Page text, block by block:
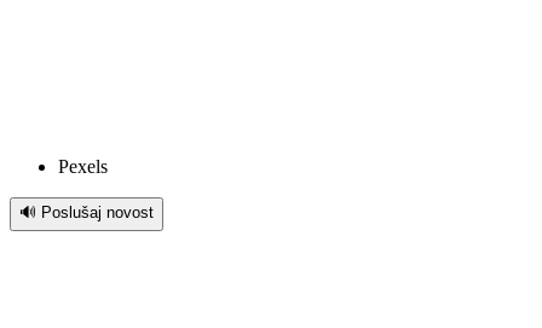
Pexels
🔊 Poslušaj novost